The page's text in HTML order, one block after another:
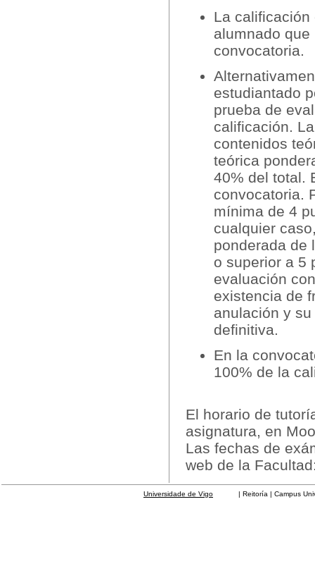
La
alumnado
convocatoria.
estudiantado
prueba de
calificación.
contenidos
teórica
40% del total.
convocatoria.
mínima de 4
cualquier
ponderada de
o superior a 5
evaluación
existencia de
anulación y
definitiva.
En la
100% de la
El horario de
asignatura, en
Las fechas de
web de la
Universidade de Vigo | Reitoría | Campus